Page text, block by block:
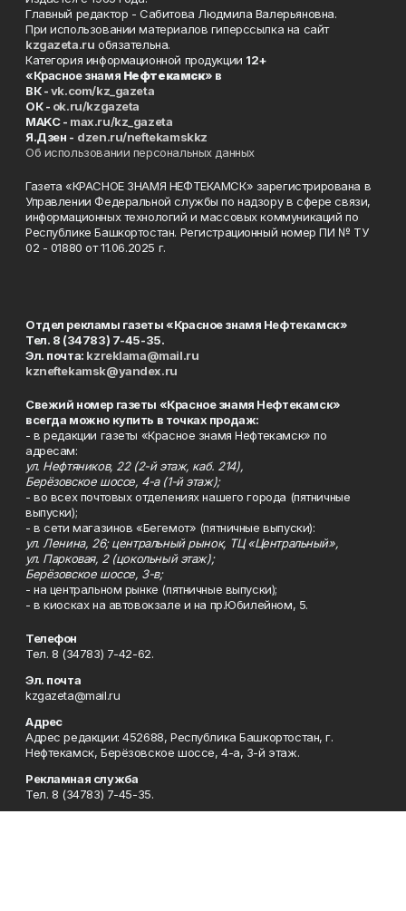
Главный редактор - Сабитова Людмила Валерьяновна.
При использовании материалов гиперссылка на сайт
kzgazeta.ru обязательна.
Категория информационной продукции 12+
«Красное знамя Нефтекамск» в
ВК -vk.com/kz_gazeta
ОК - ok.ru/kzgazeta
MAKC - max.ru/kz_gazeta
Я.Дзен - dzen.ru/neftekamskkz
Об использовании персональных данных
Газета «КРАСНОЕ ЗНАМЯ НЕФТЕКАМСК» зарегистрирована в
Управлении Федеральной службы по надзору в сфере связи,
информационных технологий и массовых коммуникаций по
Республике Башкортостан. Регистрационный номер ПИ № ТУ
02 - 01880 от 11.06.2025 г.
Отдел рекламы газеты «Красное знамя Нефтекамск»
Тел. 8 (34783) 7-45-35.
Эл. почта: kzreklama@mail.ru
kzneftekamsk@yandex.ru
Свежий номер газеты «Красное знамя Нефтекамск»
всегда можно купить в точках продаж:
- в редакции газеты «Красное знамя Нефтекамск» по
адресам:
ул. Нефтяников, 22 (2-й этаж, каб. 214),
Берёзовское шоссе, 4-а (1-й этаж);
- во всех почтовых отделениях нашего города (пятничные
выпуски);
- в сети магазинов «Бегемот» (пятничные выпуски):
ул. Ленина, 26; центральный рынок, ТЦ «Центральный»,
ул. Парковая, 2 (цокольный этаж);
Берёзовское шоссе, 3-в;
- на центральном рынке (пятничные выпуски);
- в киосках на автовокзале и на пр.Юбилейном, 5.
Телефон
Тел. 8 (34783) 7-42-62.
Эл. почта
kzgazeta@mail.ru
Адрес
Адрес редакции: 452688, Республика Башкортостан, г.
Нефтекамск, Берёзовское шоссе, 4-а, 3-й этаж.
Рекламная служба
Тел. 8 (34783) 7-45-35.